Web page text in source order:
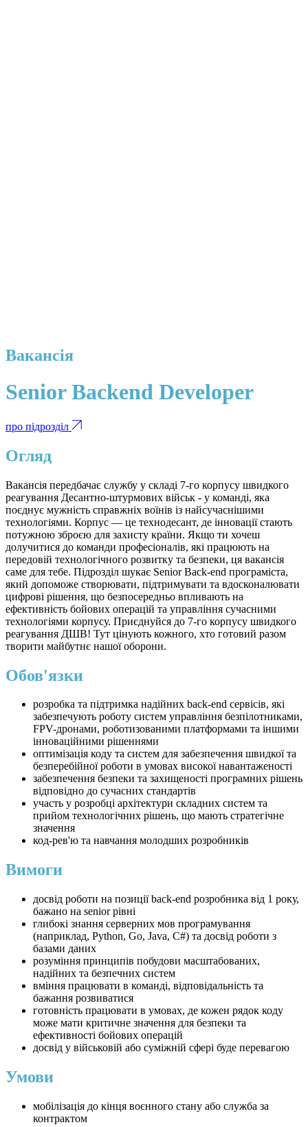
Вакансія
Senior Backend Developer
про підрозділ
Огляд
Вакансія передбачає службу у складі 7-го корпусу швидкого
реагування Десантно-штурмових військ - у команді, яка
поєднує мужність справжніх воїнів із найсучаснішими
технологіями. Корпус — це технодесант, де інновації стають
потужною зброєю для захисту країни. Якщо ти хочеш
долучитися до команди професіоналів, які працюють на
передовій технологічного розвитку та безпеки, ця вакансія
саме для тебе. Підрозділ шукає Senior Back-end програміста,
який допоможе створювати, підтримувати та вдосконалювати
цифрові рішення, що безпосередньо впливають на
ефективність бойових операцій та управління сучасними
технологіями корпусу. Приєднуйся до 7-го корпусу швидкого
реагування ДШВ! Тут цінують кожного, хто готовий разом
творити майбутнє нашої оборони.
Обов'язки
розробка та підтримка надійних back-end сервісів, які
забезпечують роботу систем управління безпілотниками,
FPV-дронами, роботизованими платформами та іншими
інноваційними рішеннями
оптимізація коду та систем для забезпечення швидкої та
безперебійної роботи в умовах високої навантаженості
забезпечення безпеки та захищеності програмних рішень
відповідно до сучасних стандартів
участь у розробці архітектури складних систем та
прийом технологічних рішень, що мають стратегічне
значення
код-рев'ю та навчання молодших розробників
Вимоги
досвід роботи на позиції back-end розробника від 1 року,
бажано на senior рівні
глибокі знання серверних мов програмування
(наприклад, Python, Go, Java, C#) та досвід роботи з
базами даних
розуміння принципів побудови масштабованих,
надійних та безпечних систем
вміння працювати в команді, відповідальність та
бажання розвиватися
готовність працювати в умовах, де кожен рядок коду
може мати критичне значення для безпеки та
ефективності бойових операцій
досвід у військовій або суміжній сфері буде перевагою
Умови
мобілізація до кінця воєнного стану або служба за
контрактом